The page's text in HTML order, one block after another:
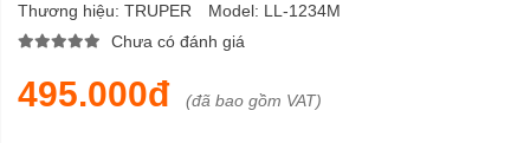
Thương hiệu: TRUPER Model: LL-1234M
Chưa có đánh giá
495.000đ (đã bao gồm VAT)